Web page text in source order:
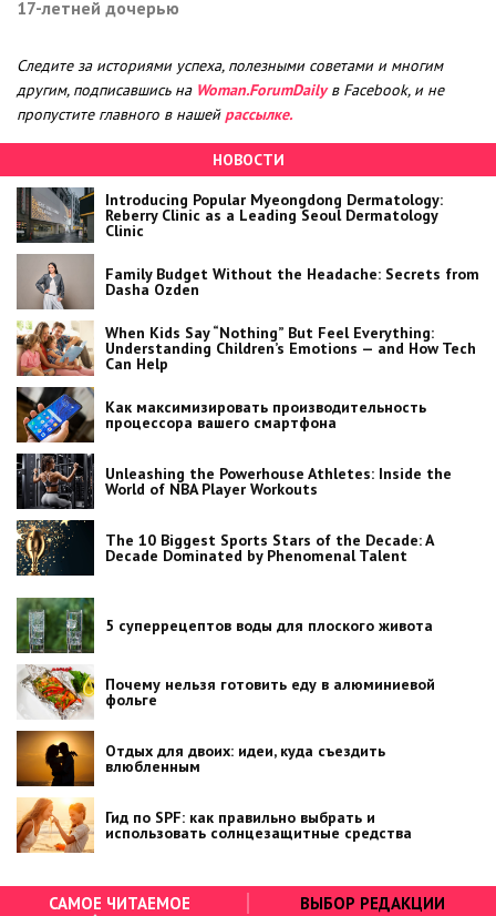
17-летней дочерью
Следите за историями успеха, полезными советами и многим
другим, подписавшись на Woman.ForumDailyв Facebook, и не
пропустите главного в нашей рассылке.
НОВОСТИ
Introducing Popular Myeongdong Dermatology:
Reberry Clinic as a Leading Seoul Dermatology
Clinic
Family Budget Without the Headache: Secrets from
Dasha Ozden
When Kids Say “Nothing” But Feel Everything:
Understanding Children’s Emotions — and How Tech
Can Help
Как максимизировать производительность
процессора вашего смартфона
Unleashing the Powerhouse Athletes: Inside the
World of NBA Player Workouts
The 10 Biggest Sports Stars of the Decade: A
Decade Dominated by Phenomenal Talent
5 суперрецептов воды для плоского живота
Почему нельзя готовить еду в алюминиевой
фольге
Отдых для двоих: идеи, куда съездить
влюбленным
Гид по SPF: как правильно выбрать и
использовать солнцезащитные средства
САМОЕ ЧИТАЕМОЕ ВЫБОР РЕДАКЦИИ